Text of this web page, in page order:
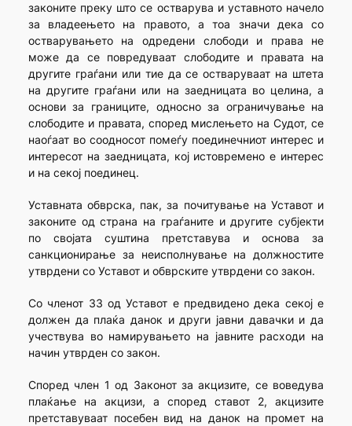
законите преку што се остварува и уставното начело
за владеењето на правото, а тоа значи дека со
остварувањето на одредени слободи и права не
може да се повредуваат слободите и правата на
другите граѓани или тие да се остваруваат на штета
на другите граѓани или на заедницата во целина, а
основи за границите, односно за ограничување на
слободите и правата, според мислењето на Судот, се
наоѓаат во соодносот помеѓу поединечниот интерес и
интересот на заедницата, кој истовремено е интерес
и на секој поединец.
Уставната обврска, пак, за почитување на Уставот и
законите од страна на граѓаните и другите субјекти
по својата суштина претставува и основа за
санкционирање за неисполнување на должностите
утврдени со Уставот и обврските утврдени со закон.
Со членот 33 од Уставот е предвидено дека секој е
должен да плаќа данок и други јавни давачки и да
учествува во намирувањето на јавните расходи на
начин утврден со закон.
Според член 1 од Законот за акцизите, се воведува
плаќање на акцизи, а според ставот 2, акцизите
претставуваат посебен вид на данок на промет на